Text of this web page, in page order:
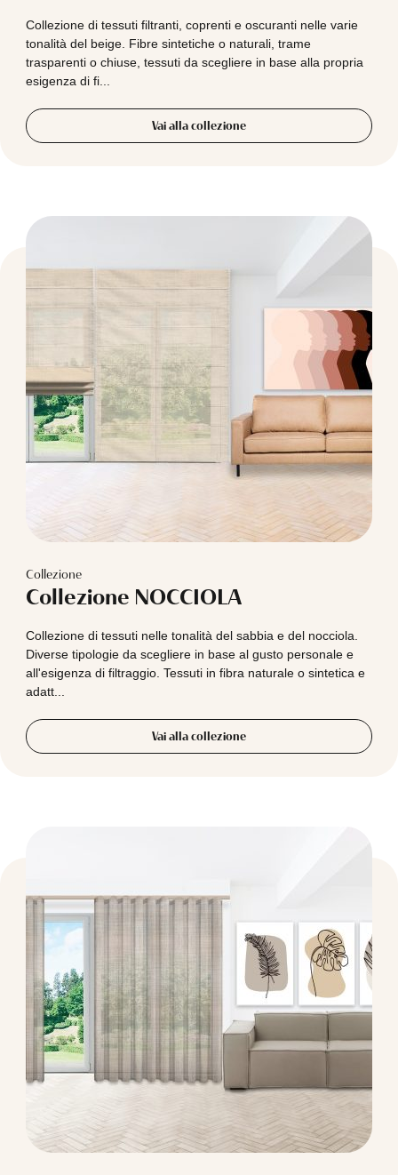
Collezione di tessuti filtranti, coprenti e oscuranti nelle varie
tonalità del beige. Fibre sintetiche o naturali, trame
trasparenti o chiuse, tessuti da scegliere in base alla propria
esigenza di fi...
Vai alla collezione
Collezione
Collezione NOCCIOLA
Collezione di tessuti nelle tonalità del sabbia e del nocciola.
Diverse tipologie da scegliere in base al gusto personale e
all'esigenza di filtraggio. Tessuti in fibra naturale o sintetica e
adatt...
Vai alla collezione